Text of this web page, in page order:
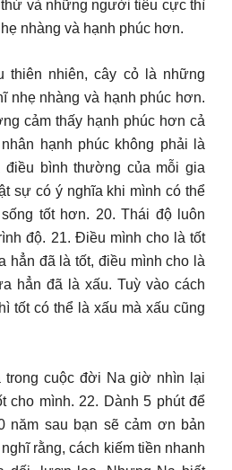
và những người tiêu cực thì
nhàng và hạnh phúc hơn.
thiên nhiên, cây cỏ là những
nhẹ nhàng và hạnh phúc hơn.
cảm thấy hạnh phúc hơn cả
hạnh phúc không phải là
điều bình thường của mỗi gia
sự có ý nghĩa khi mình có thể
tốt hơn. 20. Thái độ luôn
độ. 21. Điều mình cho là tốt
hẳn đã là tốt, điều mình cho là
hẳn đã là xấu. Tuỳ vào cách
tốt có thể là xấu mà xấu cũng
trong cuộc đời Na giờ nhìn lại
cho mình. 22. Dành 5 phút để
năm sau bạn sẽ cảm ơn bản
rằng, cách kiếm tiền nhanh